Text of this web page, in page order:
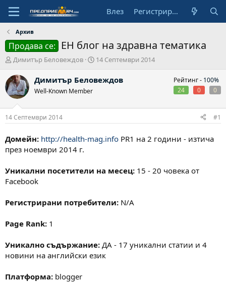
Влез Регистрирай се
Архив
Продава се: ЕН блог на здравна тематика
А
т
о
р
Димитър Беловеждов
Н
ч
д
т
14 Септември 2014
Димитър Беловеждов
Well-Known Member
Рейтинг - 100%
24
0 0
14 Септември 2014 #1
Домейн: http://health-mag.info PR1 на 2 години - изтича
през ноември 2014 г.
Уникални посетители на месец: 15 - 20 човека от
Facebook
Регистрирани потребители: N/A
Page Rank: 1
Уникално съдържание: ДА - 17 уникални статии и 4
новини на английски език
Платформа: blogger